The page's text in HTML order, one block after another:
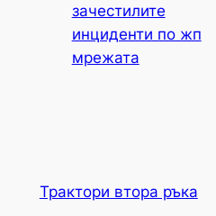
зачестилите
инциденти по жп
мрежата
Трактори втора ръка